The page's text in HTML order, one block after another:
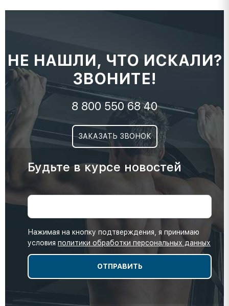
НЕ НАШЛИ, ЧТО ИСКАЛИ?
ЗВОНИТЕ!
8 800 550 68 40
ЗАКАЗАТЬ ЗВОНОК
Будьте в курсе новостей
Нажимая на кнопку подтверждения, я принимаю
условия политики обработки персональных данных